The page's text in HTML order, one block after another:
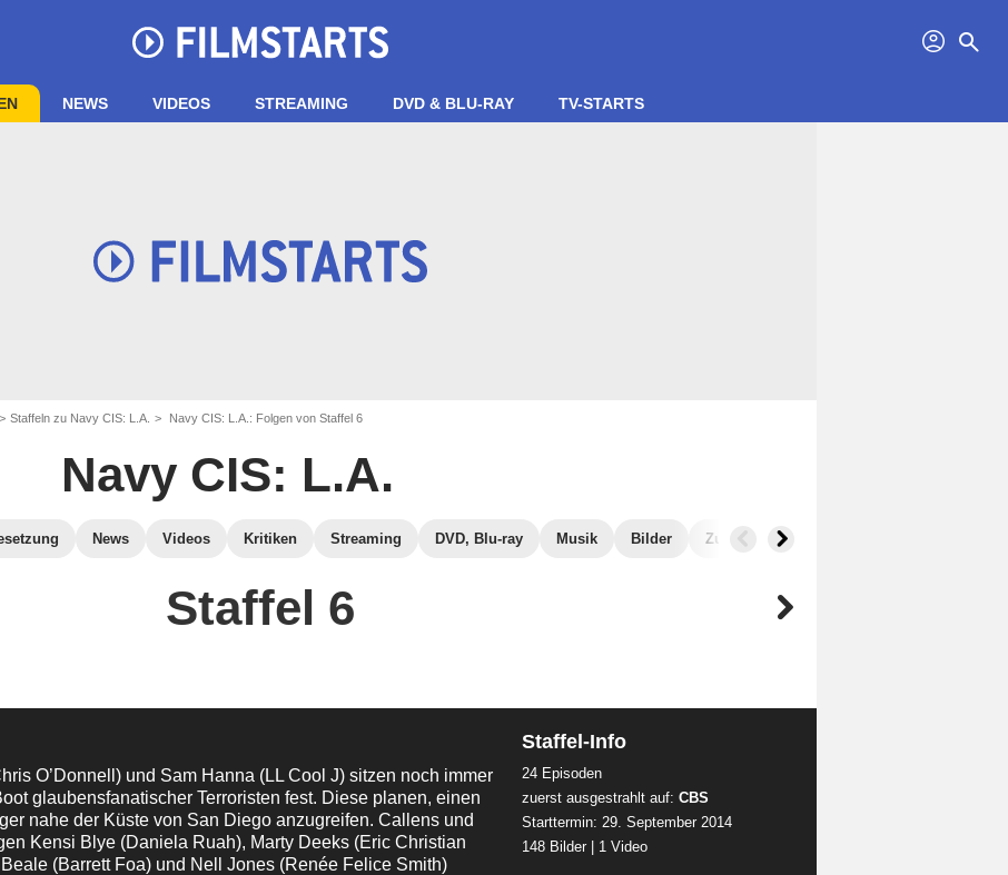
profil search
NEWS VIDEOS STREAMING DVD & BLU-RAY TV-STARTS
Staffeln zu Navy CIS: L.A. Navy CIS: L.A.: Folgen von Staffel 6
Navy CIS: L.A.
News Videos Kritiken Streaming DVD, Blu-ray Musik Bilder Zuschauer
Staffel 6
O’Donnell) und Sam Hanna (LL Cool J) sitzen noch immer
glaubensfanatischer Terroristen fest. Diese planen, einen
nahe der Küste von San Diego anzugreifen. Callens und
Kensi Blye (Daniela Ruah), Marty Deeks (Eric Christian
(Barrett Foa) und Nell Jones (Renée Felice Smith)
Staffel-Info
24 Episoden
zuerst ausgestrahlt auf: CBS
Starttermin: 29. September 2014
148 Bilder| 1 Video